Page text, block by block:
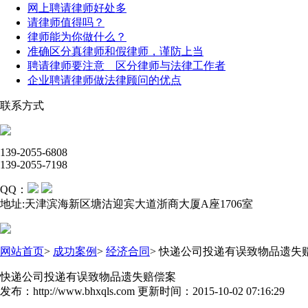
网上聘请律师好处多
请律师值得吗？
律师能为你做什么？
准确区分真律师和假律师，谨防上当
聘请律师要注意 区分律师与法律工作者
企业聘请律师做法律顾问的优点
联系方式
139-2055-6808
139-2055-7198
QQ：
地址:天津滨海新区塘沽迎宾大道浙商大厦A座1706室
网站首页> 成功案例> 经济合同>快递公司投递有误致物品遗失
快递公司投递有误致物品遗失赔偿案
发布：http://www.bhxqls.com 更新时间：2015-10-02 07:16:29